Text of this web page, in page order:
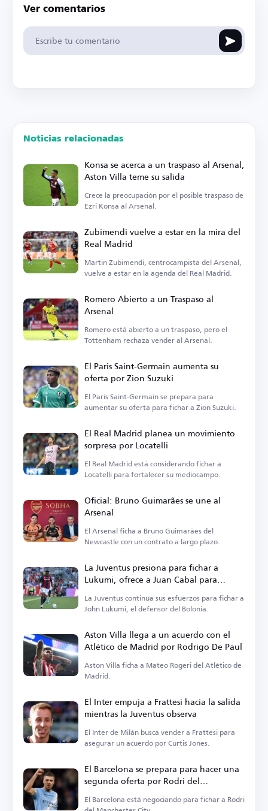
Ver comentarios
Noticias relacionadas
Konsa se acerca a un traspaso al Arsenal,
Aston Villa teme su salida
Crece la preocupación por el posible traspaso de
Ezri Konsa al Arsenal.
Zubimendi vuelve a estar en la mira del
Real Madrid
Martin Zubimendi, centrocampista del Arsenal,
vuelve a estar en la agenda del Real Madrid.
Romero Abierto a un Traspaso al
Arsenal
Romero está abierto a un traspaso, pero el
Tottenham rechaza vender al Arsenal.
El Paris Saint-Germain aumenta su
oferta por Zion Suzuki
El Paris Saint-Germain se prepara para
aumentar su oferta para fichar a Zion Suzuki.
El Real Madrid planea un movimiento
sorpresa por Locatelli
El Real Madrid está considerando fichar a
Locatelli para fortalecer su mediocampo.
Oficial: Bruno Guimarães se une al
Arsenal
El Arsenal ficha a Bruno Guimarães del
Newcastle con un contrato a largo plazo.
La Juventus presiona para fichar a
Lukumi, ofrece a Juan Cabal para
facilitar el trato
La Juventus continúa sus esfuerzos para fichar a
John Lukumi, el defensor del Bolonia.
Aston Villa llega a un acuerdo con el
Atlético de Madrid por Rodrigo De Paul
Aston Villa ficha a Mateo Rogeri del Atlético de
Madrid.
El Inter empuja a Frattesi hacia la salida
mientras la Juventus observa
El Inter de Milán busca vender a Frattesi para
asegurar un acuerdo por Curtis Jones.
El Barcelona se prepara para hacer una
segunda oferta por Rodri del
Manchester City
El Barcelona está negociando para fichar a Rodri